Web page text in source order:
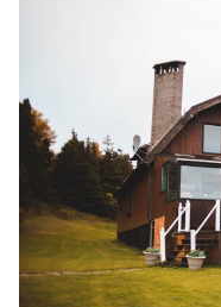
WORDT
LUNTEREN
GEPLAATST.